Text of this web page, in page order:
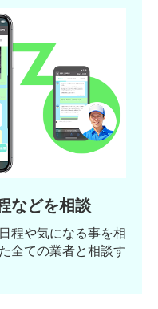
などを相談
程や気になる事を相
全ての業者と相談す